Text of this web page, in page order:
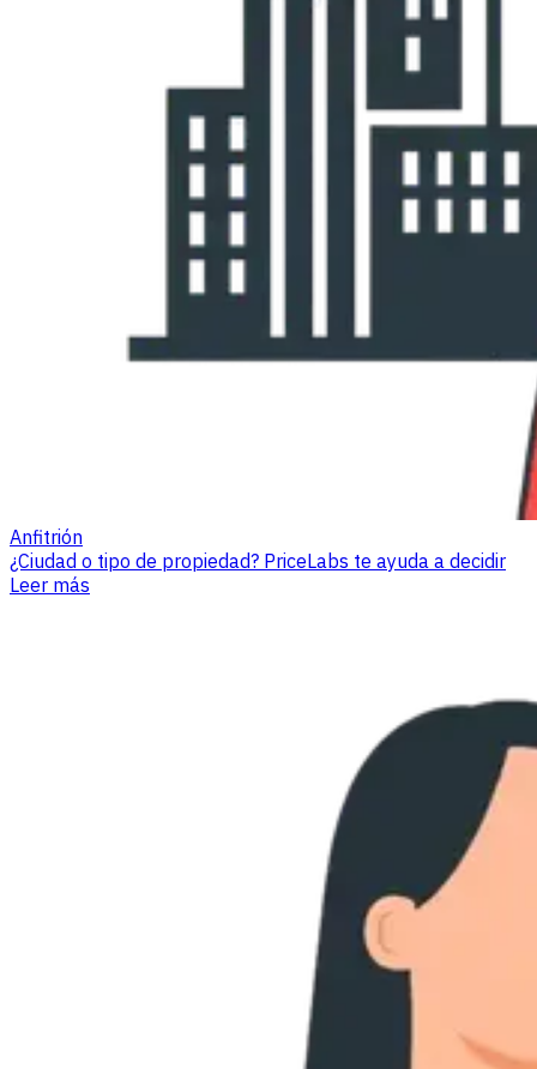
Anfitrión
¿Ciudad o tipo de propiedad? PriceLabs te ayuda a decidir
Leer más